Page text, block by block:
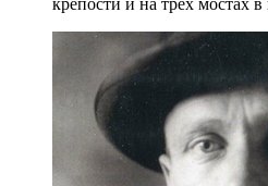
крепости и на трех мостах